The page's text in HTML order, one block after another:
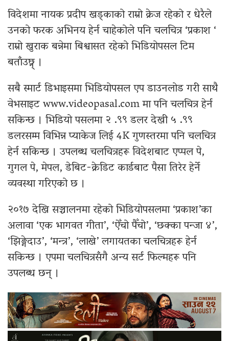
विदेशमा नायक प्रदीप खड्काको राम्रो क्रेज रहेको र धेरैले
उनको फरक अभिनय हेर्न चाहेकोले पनि चलचित्र ‘प्रकाश ‘
राम्रो खुराक बन्नेमा बिश्वासत रहेको भिडियोपसल टिम
बताँउछ्न् ।
सबै स्मार्ट डिभाइसमा भिडियोपसल एप डाउनलोड गरी साथै
वेभसाइट www.videopasal.com मा पनि चलचित्र हेर्न
सकिन्छ । भिडियो पसलमा २ .९९ डलर देखी ५ .९९
डलरसम्म विभिन्न प्याकेज लिई 4K गुणस्तरमा पनि चलचित्र
हेर्न सकिन्छ । उपलब्ध चलचित्रहरू विदेशबाट एप्पल पे,
गुगल पे, मेपल, डेबिट-क्रेडिट कार्डबाट पैसा तिरेर हेर्ने
व्यवस्था गरिएको छ ।
२०१७ देखि सञ्चालनमा रहेको भिडियोपसलमा ‘प्रकाश’का
अलावा ‘एक भागवत गीता’, ‘ऐँचो पैँचो’, ‘छक्का पन्जा ४’,
‘झिङ्गेदाउ’, ‘मन्त्र’, ‘लाखे’ लगायतका चलचित्रहरू हेर्न
सकिन्छ । एपमा चलचित्रसँगै अन्य सर्ट फिल्महरू पनि
उपलब्ध छन् ।